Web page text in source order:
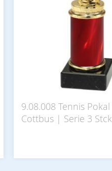
9.08.008 Tennis
Cottbus | Serie 3